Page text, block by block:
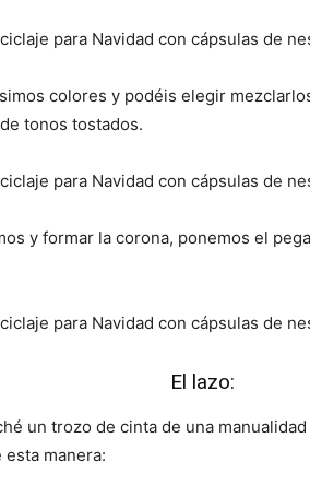
colores y podéis elegir
tonos tostados.
y formar la corona, ponemos el
El lazo:
un trozo de cinta de una
manera: